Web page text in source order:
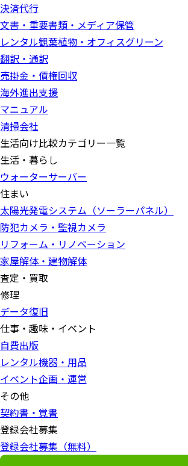
決済代行
文書・重要書類・メディア保管
レンタル観葉植物・オフィスグリーン
翻訳・通訳
売掛金・債権回収
海外進出支援
マニュアル
清掃会社
生活向け比較カテゴリー一覧
生活・暮らし
ウォーターサーバー
住まい
太陽光発電システム（ソーラーパネル）
防犯カメラ・監視カメラ
リフォーム・リノベーション
家屋解体・建物解体
査定・買取
修理
データ復旧
仕事・趣味・イベント
自費出版
レンタル機器・用品
イベント企画・運営
その他
契約書・覚書
登録会社募集
登録会社募集（無料）